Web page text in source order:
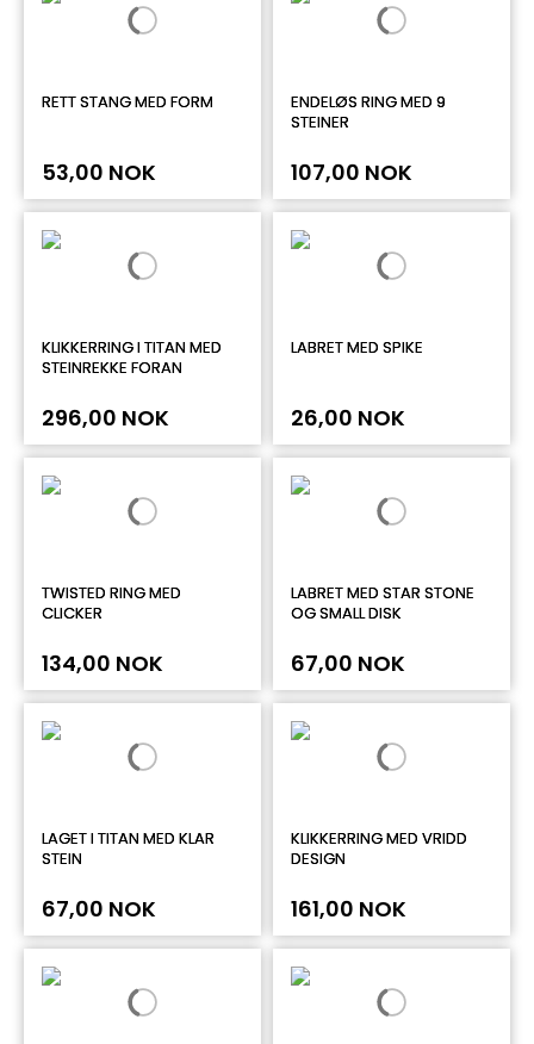
RETT STANG MED FORM
53,00 NOK
ENDELØS RING MED 9
STEINER
107,00 NOK
KLIKKERRING I TITAN MED
STEINREKKE FORAN
296,00 NOK
LABRET MED SPIKE
26,00 NOK
TWISTED RING MED
CLICKER
134,00 NOK
LABRET MED STAR STONE
OG SMALL DISK
67,00 NOK
LAGET I TITAN MED KLAR
STEIN
67,00 NOK
KLIKKERRING MED VRIDD
DESIGN
161,00 NOK